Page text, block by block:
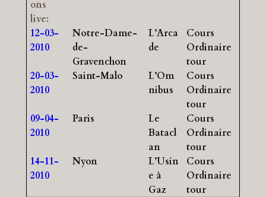
ons
live:
12-03-
2010
Notre-Dame-
de-
Gravenchon
L’Arca
de
Cours
Ordinaire
tour
20-03-
2010
Saint-Malo
L’Om
nibus
Cours
Ordinaire
tour
09-04-
2010
Paris
Le
Batacl
an
Cours
Ordinaire
tour
14-11-
2010
Nyon
L’Usin
e à
Gaz
Cours
Ordinaire
tour